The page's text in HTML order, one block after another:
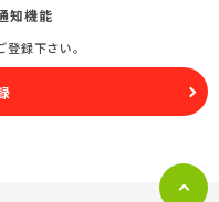
知機能
録下さい。